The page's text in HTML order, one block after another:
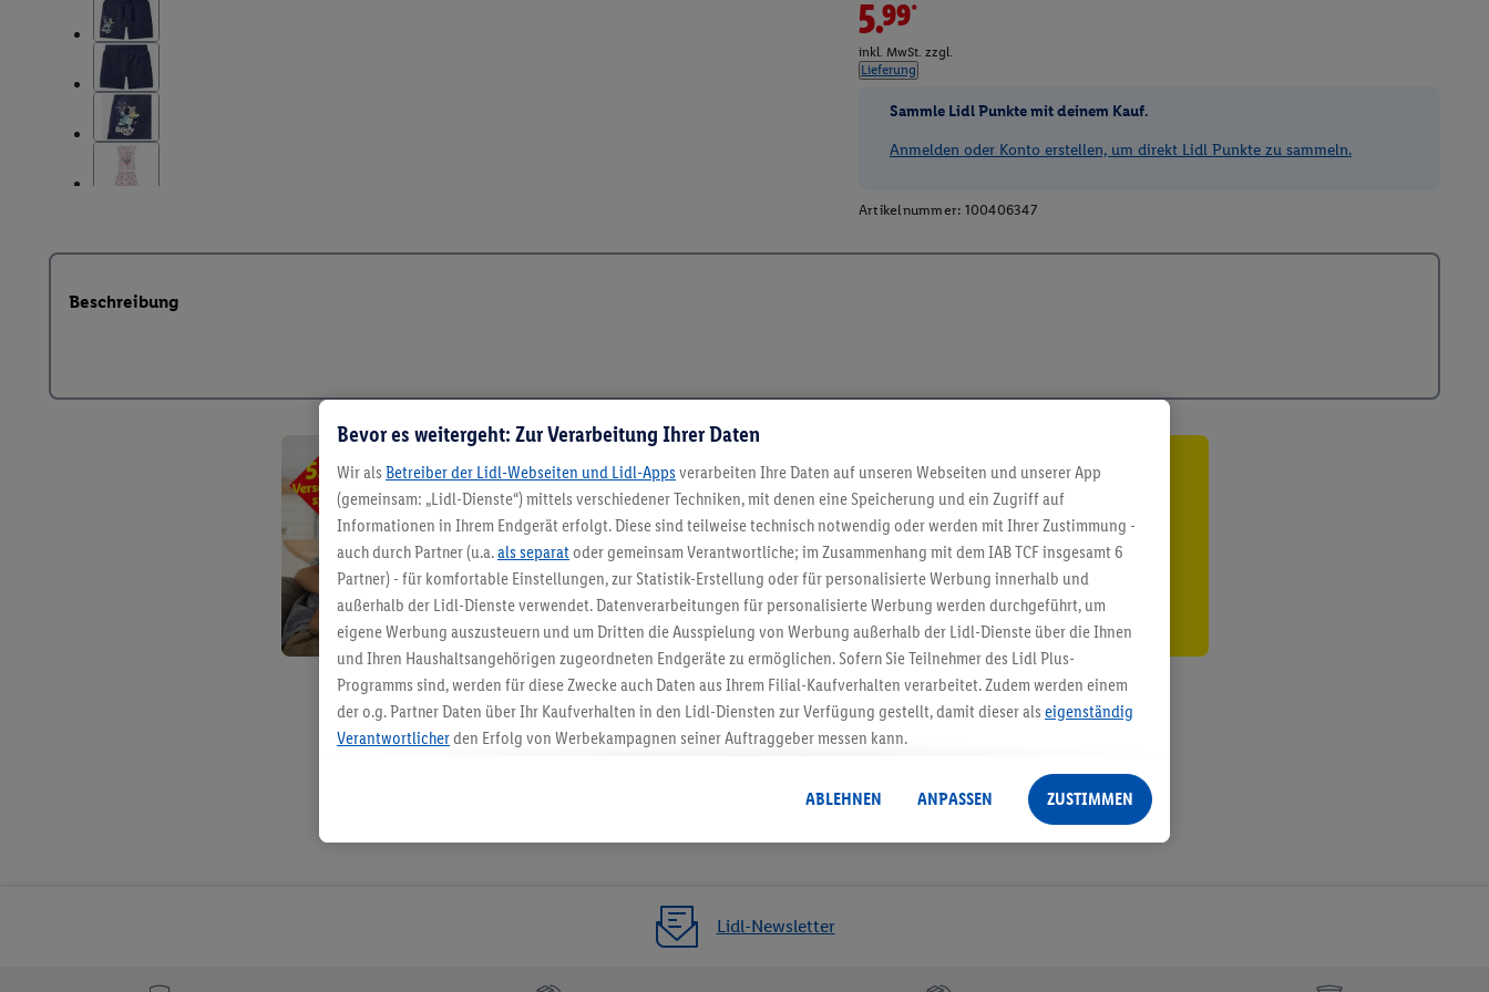
5.99*
inkl. MwSt. zzgl.
Lieferung
Sammle Lidl Punkte mit deinem Kauf.
Anmelden oder Konto erstellen, um direkt Lidl Punkte zu sammeln.
Artikelnummer: 100406347
Beschreibung
5.95 € Versand sparen³²ᵃ
Jetzt zum Newsletter anmelden
Gutschein sichern!
Lidl-Newsletter
Bevor es weitergeht: Zur Verarbeitung Ihrer Daten
Wir als Betreiber der Lidl-Webseiten und Lidl-Apps verarbeiten Ihre Daten auf unseren Webseiten und unserer App
(gemeinsam: „Lidl-Dienste“) mittels verschiedener Techniken, mit denen eine Speicherung und ein Zugriff auf
Informationen in Ihrem Endgerät erfolgt. Diese sind teilweise technisch notwendig oder werden mit Ihrer Zustimmung -
auch durch Partner (u.a.als separat oder gemeinsam Verantwortliche; im Zusammenhang mit dem IAB TCF insgesamt 6
Partner) - für komfortable Einstellungen, zur Statistik-Erstellung oder für personalisierte Werbung innerhalb und
außerhalb der Lidl-Dienste verwendet. Datenverarbeitungen für personalisierte Werbung werden durchgeführt, um
eigene Werbung auszusteuern und um Dritten die Ausspielung von Werbung außerhalb der Lidl-Dienste über die Ihnen
und Ihren Haushaltsangehörigen zugeordneten Endgeräte zu ermöglichen. Sofern Sie Teilnehmer des Lidl Plus-
Programms sind, werden für diese Zwecke auch Daten aus Ihrem Filial-Kaufverhalten verarbeitet. Zudem werden einem
der o.g. Partner Daten über Ihr Kaufverhalten in den Lidl-Diensten zur Verfügung gestellt, damit dieser als eigenständig
Verantwortlicherden Erfolg von Werbekampagnen seiner Auftraggeber messen kann.
angereicherten Profilen. Dies umfasst die Zusammenführung von Daten (z.B. über Ihre Nutzung der Lidl-Dienste, Ihr
Kaufverhalten in den Lidl-Diensten, Informationen aus Ihrem Kundenkonto - z.B. Alter oder Geschlecht - sowie Ihre
genauen Standortdaten) auch über verschiedene Endgeräte und Lidl-Dienste hinweg einschließlich dem Speichern von
Erfolgsmessung der Werbung, zur Zielgruppenforschung, zur Entwicklung von Angeboten sowie zur technischen
Sicherung und Optimierung dieser Werbeausspielungen.
ABLEHNEN ANPASSEN ZUSTIMMEN